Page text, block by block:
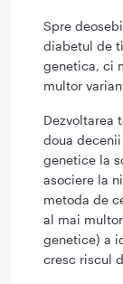
Spre
diabetul de
genetica, ci
multor
Dezvoltarea
doua
genetice la
asociere la
metoda de
al mai
genetice) a
cresc riscul